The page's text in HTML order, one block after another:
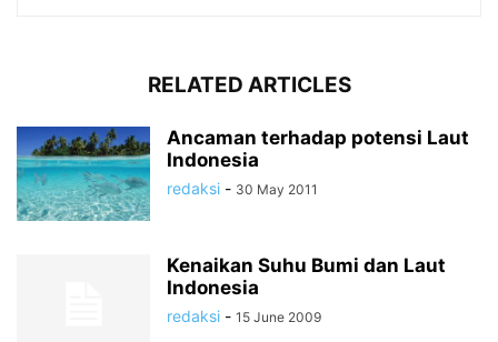
RELATED ARTICLES
Ancaman terhadap potensi Laut
Indonesia
redaksi - 30 May 2011
Kenaikan Suhu Bumi dan Laut
Indonesia
redaksi - 15 June 2009